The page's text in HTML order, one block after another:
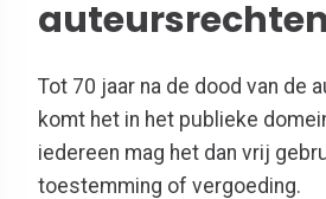
Tot 70 jaar na de dood van de
komt het in het publieke
iedereen mag het dan vrij
toestemming of vergoeding.